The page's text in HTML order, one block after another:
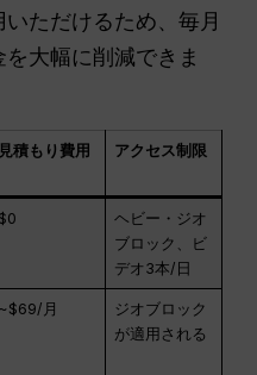
ただけるため、毎月
大幅に削減できま
見積もり費用 アクセス制限
$0
ヘビー・ジオ
ブロック、ビ
デオ3本/日
~$69/月
ジオブロック
が適用される